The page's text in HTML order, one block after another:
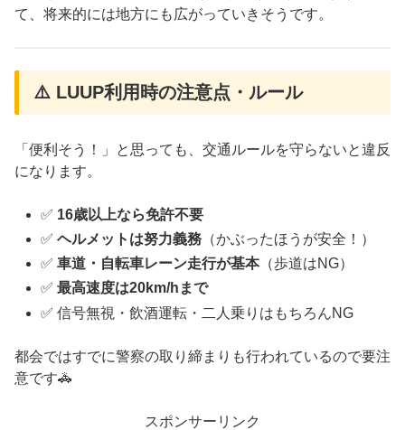
て、将来的には地方にも広がっていきそうです。
⚠️ LUUP利用時の注意点・ルール
「便利そう！」と思っても、交通ルールを守らないと違反
になります。
✅ 16歳以上なら免許不要
✅ヘルメットは努力義務 （かぶったほうが安全！）
✅車道・自転車レーン走行が基本（歩道はNG）
✅最高速度は20km/hまで
✅ 信号無視・飲酒運転・二人乗りはもちろんNG
都会ではすでに警察の取り締まりも行われているので要注
意です🚓
スポンサーリンク